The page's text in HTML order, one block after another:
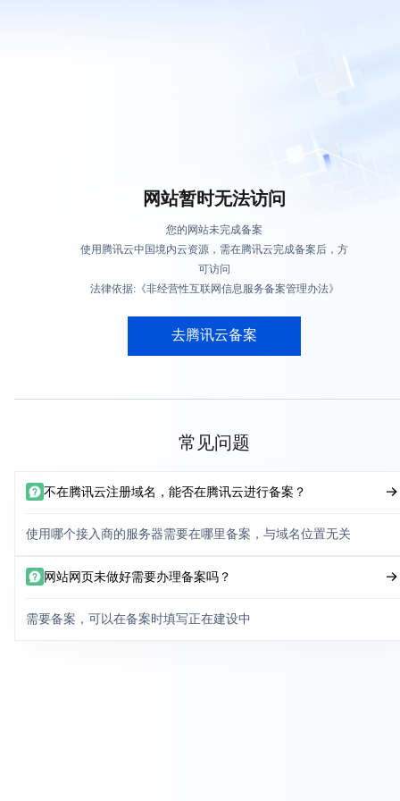
网站暂时无法访问
您的网站未完成备案
使用腾讯云中国境内云资源，需在腾讯云完成备案后，方
可访问
法律依据:《非经营性互联网信息服务备案管理办法》
去腾讯云备案
常见问题
不在腾讯云注册域名，能否在腾讯云进行备案？
使用哪个接入商的服务器需要在哪里备案，与域名位置无关
网站网页未做好需要办理备案吗？
需要备案，可以在备案时填写正在建设中